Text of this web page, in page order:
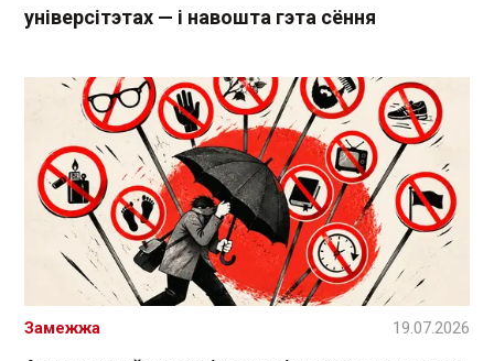
універсітэтах — і навошта гэта сёння
Замежжа 19.07.2026